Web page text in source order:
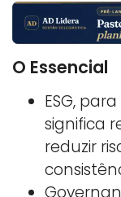
O Essencial
ESG,
significa
reduzir